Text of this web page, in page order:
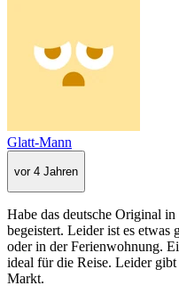
Glatt-Mann
vor 4 Jahren
Habe das deutsche Original
begeistert. Leider ist es etwas
oder in der Ferienwohnung.
ideal für die Reise. Leider
Markt.